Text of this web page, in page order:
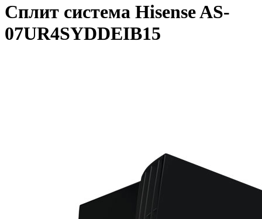
Сплит система Hisense AS-
07UR4SYDDEIB15